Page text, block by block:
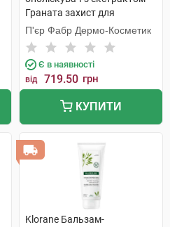
Граната захист для
фарбованого волосся 200
мл 1 туба
П'єр Фабр Дермо-Косметик
Є в наявності
від 719.50 грн
КУПИТИ
Klorane Бальзам-